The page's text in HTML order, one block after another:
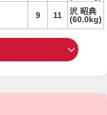
9 11
沢 昭典
(60.0kg)